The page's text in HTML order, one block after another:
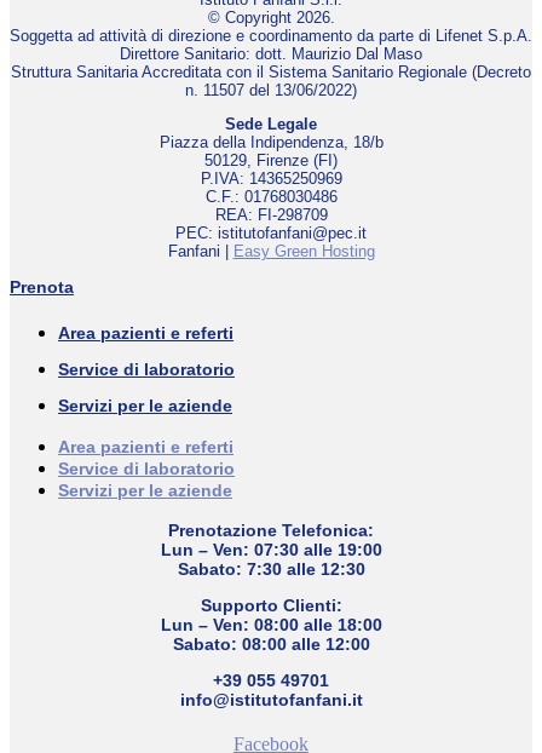
© Copyright 2026.
Soggetta ad attività di direzione e coordinamento da parte di Lifenet S.p.A.
Direttore Sanitario: dott. Maurizio Dal Maso
Struttura Sanitaria Accreditata con il Sistema Sanitario Regionale (Decreto
n. 11507 del 13/06/2022)
Sede Legale
Piazza della Indipendenza, 18/b
50129, Firenze (FI)
P.IVA: 14365250969
C.F.: 01768030486
REA: FI-298709
PEC: istitutofanfani@pec.it
Fanfani | Easy Green Hosting
Prenota
Area pazienti e referti
Service di laboratorio
Servizi per le aziende
Area pazienti e referti
Service di laboratorio
Servizi per le aziende
Prenotazione Telefonica:
Lun – Ven: 07:30 alle 19:00
Sabato: 7:30 alle 12:30
Supporto Clienti:
Lun – Ven: 08:00 alle 18:00
Sabato: 08:00 alle 12:00
+39 055 49701
info@istitutofanfani.it
Facebook